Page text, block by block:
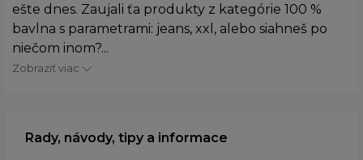
ešte dnes. Zaujali ťa produkty z kategórie 100 %
bavlna s parametrami: jeans, xxl, alebo siahneš po
niečom inom?...
Zobraziť viac
Rady, návody, tipy a informace